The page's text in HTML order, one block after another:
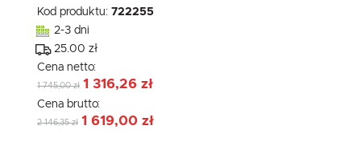
Kod produktu: 722255
2-3 dni
25.00 zł
Cena netto:
1 745,00 zł 1 316,26 zł
Cena brutto:
2 146,35 zł 1 619,00 zł